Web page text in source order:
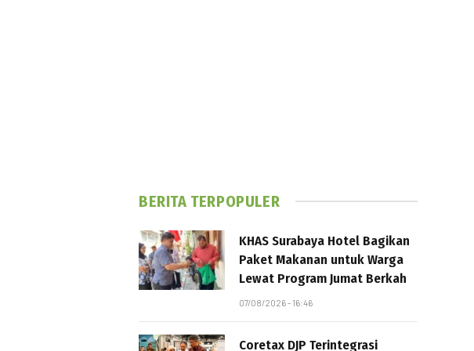
BERITA TERPOPULER
KHAS Surabaya Hotel Bagikan
Paket Makanan untuk Warga
Lewat Program Jumat Berkah
07/08/2026 - 16:46
Coretax DJP Terintegrasi